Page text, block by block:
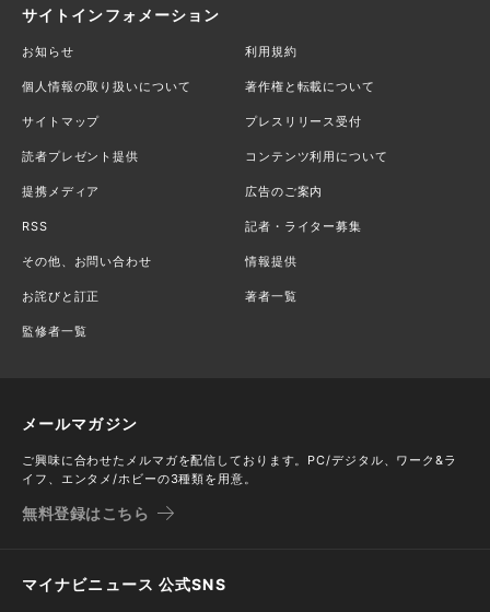
サイトインフォメーション
お知らせ 利用規約
個人情報の取り扱いについて 著作権と転載について
サイトマップ プレスリリース受付
読者プレゼント提供 コンテンツ利用について
提携メディア 広告のご案内
RSS 記者・ライター募集
その他、お問い合わせ 情報提供
お詫びと訂正 著者一覧
監修者一覧
メールマガジン
ご興味に合わせたメルマガを配信しております。PC/デジタル、ワーク&ラ
イフ、エンタメ/ホビーの3種類を用意。
無料登録はこちら
マイナビニュース 公式SNS